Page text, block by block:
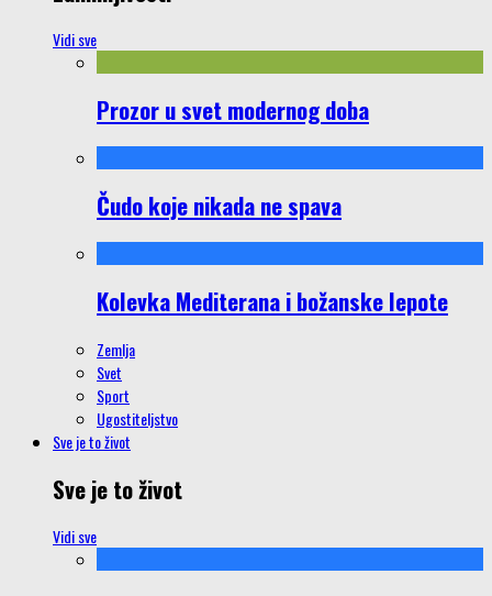
Vidi sve
Prozor u svet modernog doba
Čudo koje nikada ne spava
Kolevka Mediterana i božanske lepote
Zemlja
Svet
Sport
Ugostiteljstvo
Sve je to život
Sve je to život
Vidi sve